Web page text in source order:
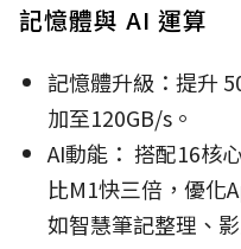
記憶體與 AI 運算
記憶體升級：提升
加至120GB/s。
AI動能： 搭配16核
比M1快三倍，優
如智慧筆記整理、